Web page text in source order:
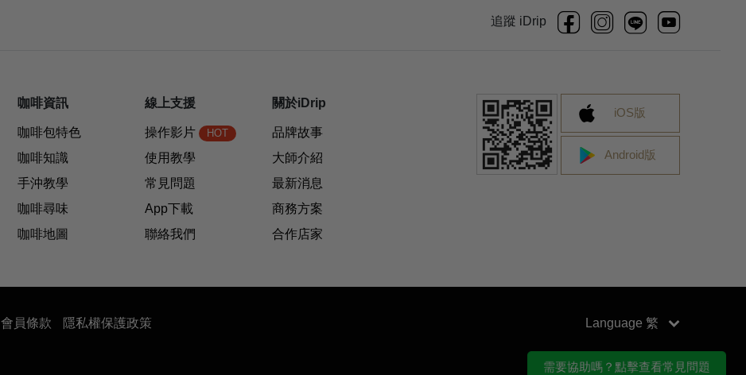
需要協助嗎？點擊查看常見問題
追蹤 iDrip
咖啡資訊
咖啡包特色
咖啡知識
手沖教學
咖啡尋味
咖啡地圖
線上支援
操作影片 HOT
使用教學
常見問題
App下載
聯絡我們
關於iDrip
品牌故事
大師介紹
最新消息
商務方案
合作店家
iOS版
Android版
會員條款
隱私權保護政策
Language